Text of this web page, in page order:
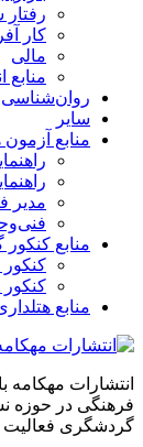
رفتار
کار
مالی
منابع
روان‌شناسی
سایر
منابع
مدیر
منابع
منابع
انتشارات مهکامه
فرهنگی در حوزه
گردشگری فعالیت